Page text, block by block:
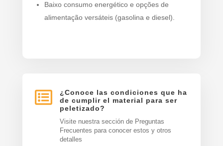
Baixo consumo energético e opções de
alimentação versáteis (gasolina e diesel).

¿Conoce las condiciones que ha
de cumplir el material para ser
peletizado?
Visite nuestra sección de Preguntas
Frecuentes para conocer estos y otros
detalles